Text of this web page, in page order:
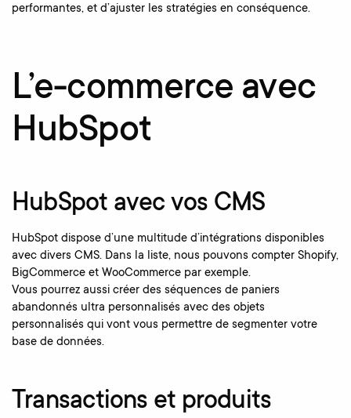
performantes, et d’ajuster les stratégies en conséquence.
L’e-commerce avec
HubSpot
HubSpot avec vos CMS
HubSpot dispose d’une multitude d’intégrations disponibles
avec divers CMS. Dans la liste, nous pouvons compter Shopify,
BigCommerce et WooCommerce par exemple.
Vous pourrez aussi créer des séquences de paniers
abandonnés ultra personnalisés avec des objets
personnalisés qui vont vous permettre de segmenter votre
base de données.
Transactions et produits